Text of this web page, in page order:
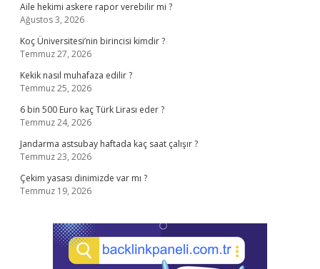
Aile hekimi askere rapor verebilir mi ?
Ağustos 3, 2026
Koç Üniversitesi’nin birincisi kimdir ?
Temmuz 27, 2026
Kekik nasıl muhafaza edilir ?
Temmuz 25, 2026
6 bin 500 Euro kaç Türk Lirası eder ?
Temmuz 24, 2026
Jandarma astsubay haftada kaç saat çalışır ?
Temmuz 23, 2026
Çekim yasası dinimizde var mı ?
Temmuz 19, 2026